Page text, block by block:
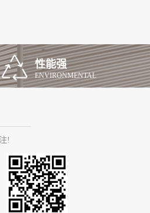
性能强
ENVIRONMENTAL
!